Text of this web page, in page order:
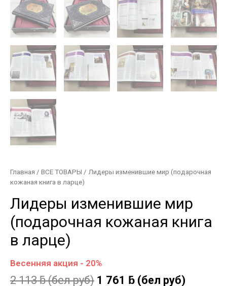
Главная / ВСЕ ТОВАРЫ / Лидеры изменившие мир (подарочная
кожаная книга в ларце)
Лидеры изменившие мир
(подарочная кожаная книга
в ларце)
Весенняя акция - 20%
2 113ƃ(бел руб) 1 761 ƃ (бел руб)